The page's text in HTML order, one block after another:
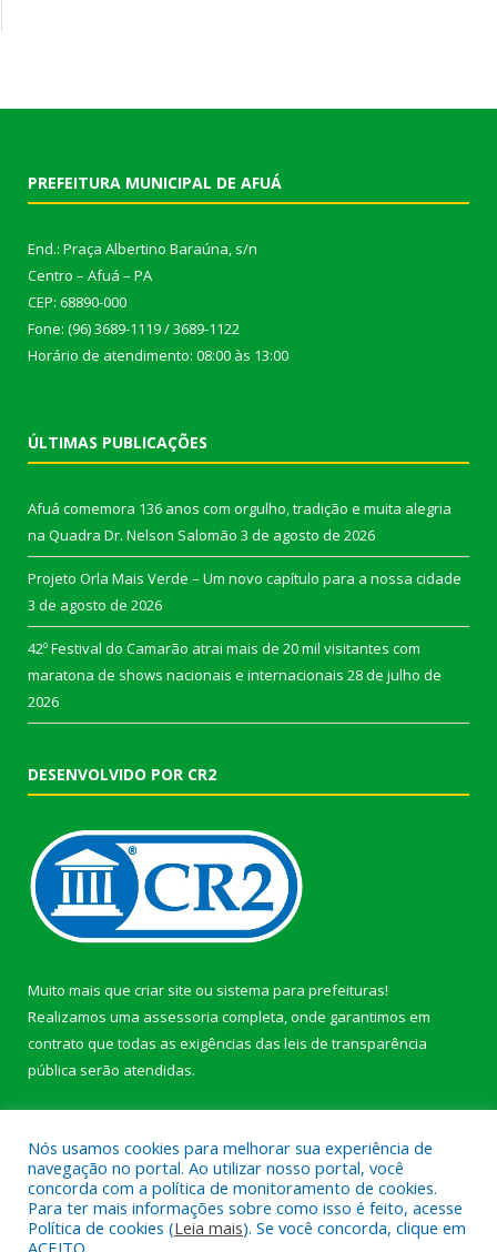
PREFEITURA MUNICIPAL DE AFUÁ
End.: Praça Albertino Baraúna, s/n
Centro – Afuá – PA
CEP: 68890-000
Fone: (96) 3689-1119 / 3689-1122
Horário de atendimento: 08:00 às 13:00
ÚLTIMAS PUBLICAÇÕES
Afuá comemora 136 anos com orgulho, tradição e muita alegria
na Quadra Dr. Nelson Salomão 3 de agosto de 2026
Projeto Orla Mais Verde – Um novo capítulo para a nossa cidade
3 de agosto de 2026
42º Festival do Camarão atrai mais de 20 mil visitantes com
maratona de shows nacionais e internacionais 28 de julho de
2026
DESENVOLVIDO POR CR2
Muito mais que criar site ou sistema para prefeituras!
Realizamos uma assessoria completa, onde garantimos em
contrato que todas as exigências das leis de transparência
pública serão atendidas.
Todos os direitos reservados a Prefeitura Municipal de Afuá.
Nós usamos cookies para melhorar sua experiência de
navegação no portal. Ao utilizar nosso portal, você
concorda com a política de monitoramento de cookies.
Para ter mais informações sobre como isso é feito, acesse
Política de cookies (Leia mais). Se você concorda, clique em
ACEITO.